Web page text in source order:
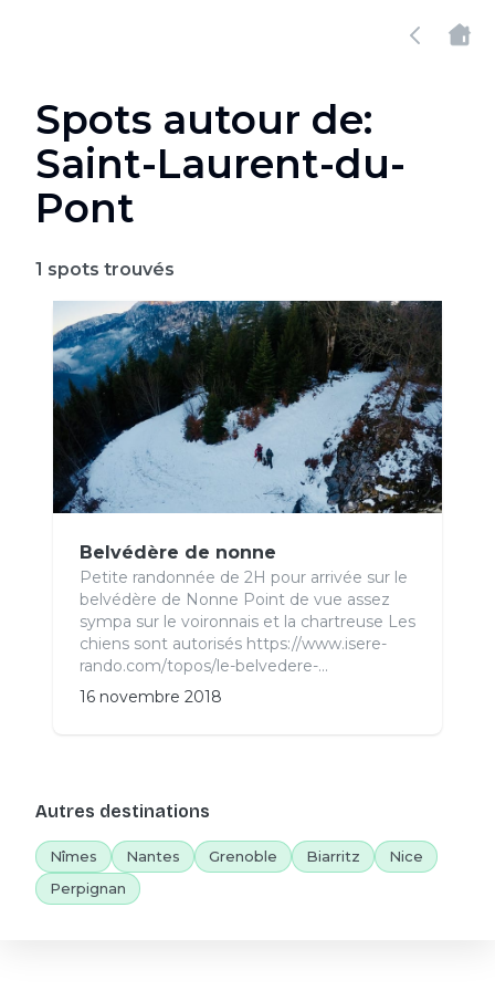
Spots autour de:
Saint-Laurent-du-
Pont
1 spots trouvés
Belvédère de nonne
Petite randonnée de 2H pour arrivée sur le
belvédère de Nonne Point de vue assez
sympa sur le voironnais et la chartreuse Les
chiens sont autorisés https://www.isere-
rando.com/topos/le-belvedere-...
16 novembre 2018
Autres destinations
Nîmes Nantes Grenoble Biarritz
Nice
Perpignan